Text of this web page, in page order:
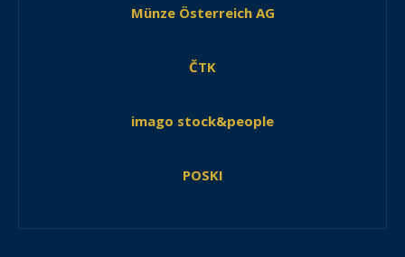
Münze Österreich AG
ČTK
imago stock&people
POSKI